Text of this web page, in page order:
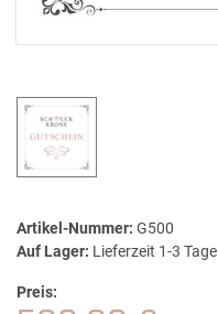
Artikel-Nummer: G500
Auf Lager: Lieferzeit 1-3 Tage
Preis: